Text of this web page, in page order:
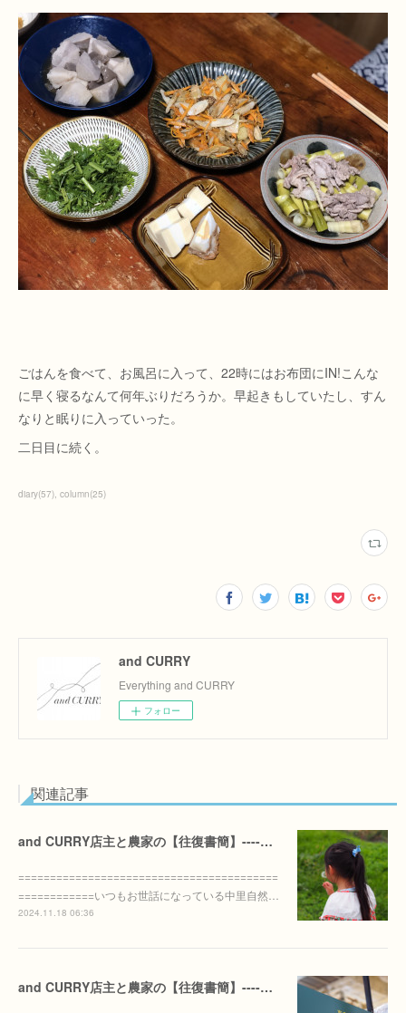
ごはんを食べて、お風呂に入って、22時にはお布団にIN!こんな
に早く寝るなんて何年ぶりだろうか。早起きもしていたし、すん
なりと眠りに入っていった。
二日目に続く。
diary(57) column(25)
and CURRY
Everything and CURRY
フォロー
関連記事
and CURRY店主と農家の【往復書簡】----20241118
=========================================
============いつもお世話になっている中里自然…
2024.11.18 06:36
and CURRY店主と農家の【往復書簡】----20240911